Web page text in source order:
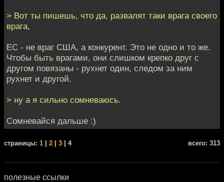
> Вот ты пишешь, что да, развалят таки врага своего
врага,
ЕС - не враг США, а конкурент. Это не одно и то же.
Чтобы быть врагами, они слишком крепко друг с
другом повязаны - рухнет один, следом за ним
рухнет и другой.
> ну а я сильно сомневаюсь.
Сомневайся дальше :)
cтраницы: 1 2 3 | 4 всего: 313
полезные ссылки